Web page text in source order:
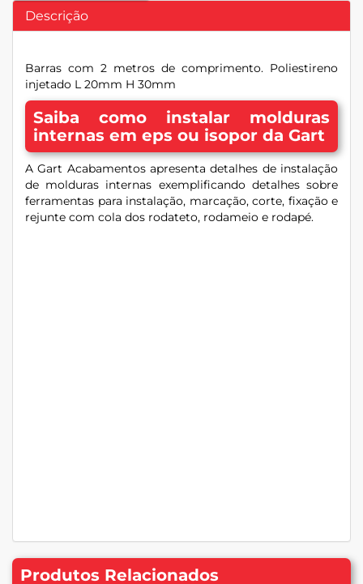
Descrição
Barras com 2 metros de comprimento. Poliestireno
injetado L 20mm H 30mm
Saiba como instalar molduras
internas em eps ou isopor da Gart
A Gart Acabamentos apresenta detalhes de instalação
de molduras internas exemplificando detalhes sobre
ferramentas para instalação, marcação, corte, fixação e
rejunte com cola dos rodateto, rodameio e rodapé.
Produtos Relacionados